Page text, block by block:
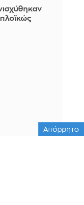
Απόρρητο